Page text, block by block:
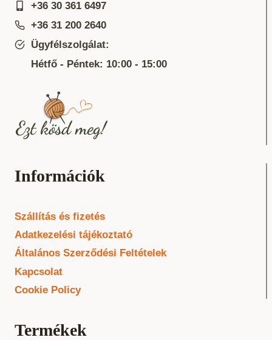
+36 30 361 6497
+36 31 200 2640
Ügyfélszolgálat:
Hétfő - Péntek: 10:00 - 15:00
Információk
Szállítás és fizetés
Adatkezelési tájékoztató
Általános Szerződési Feltételek
Kapcsolat
Cookie Policy
Termékek